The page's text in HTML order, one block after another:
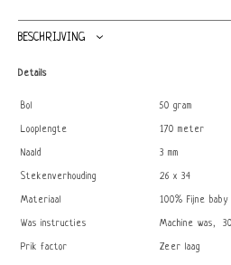
BESCHRIJVING
Details
Bol 50 gram
Looplengte 170 meter
Naald 3 mm
Stekenverhouding 26 x 34
Materiaal 100% Fijne baby
Was instructies Machine was,
Prik factor Zeer laag